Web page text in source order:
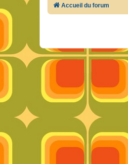
Accueil du forum